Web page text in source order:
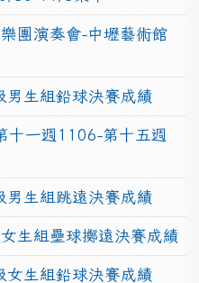
團演奏會-中壢藝術館
男生組鉛球決賽成績
十一週1106-第十五週
男生組跳遠決賽成績
生組壘球擲遠決賽成績
女生組鉛球決賽成績